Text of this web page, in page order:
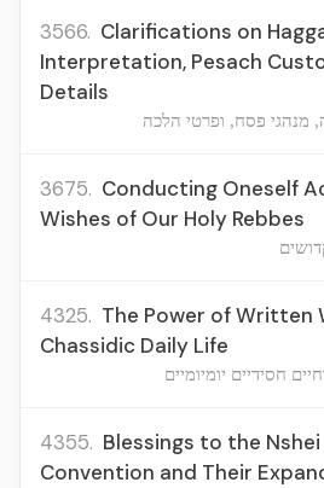
3566. Clarifications on
Interpretation, Pesach
Details
מנהגי פסח, ופרטי הלכה
3675. Conducting Oneself
Wishes of Our Holy Rebbes
4325. The Power of Written
Chassidic Daily Life
חסידיים יומיומיים
4355. Blessings to the
Convention and Their